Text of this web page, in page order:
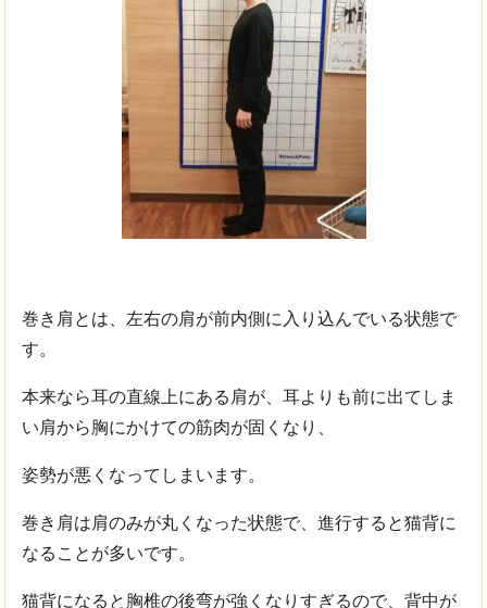
巻き肩とは、左右の肩が前内側に入り込んでいる状態で
す。
本来なら耳の直線上にある肩が、耳よりも前に出てしま
い肩から胸にかけての筋肉が固くなり、
姿勢が悪くなってしまいます。
巻き肩は肩のみが丸くなった状態で、進行すると猫背に
なることが多いです。
猫背になると胸椎の後弯が強くなりすぎるので、背中が